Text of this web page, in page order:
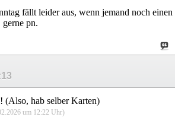
fällt leider aus, wenn jemand noch einen
pn.
(Also, hab selber Karten)
um 12:22 Uhr)